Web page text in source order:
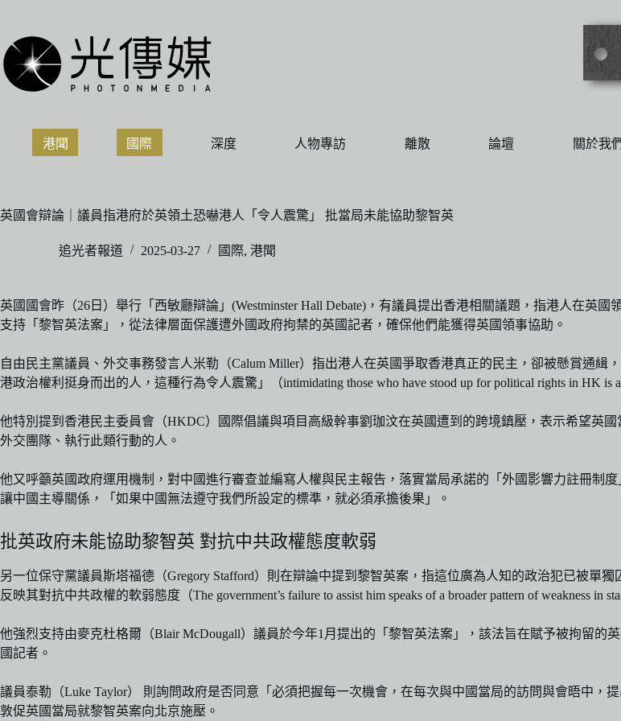
主
要
內
港聞 國際 深度 人物專訪 離散 論壇 關於我
英國會辯論｜議員指港府於英領土恐嚇港人「令人震驚」 批當局未能協助黎智英
追光者報道 2025-03-27 國際, 港聞
英國國會昨（26日）舉行「西敏廳辯論」(Westminster Hall Debate)，有議員提出香港相關議題，指港人在英
支持「黎智英法案」，從法律層面保護遭外國政府拘禁的英國記者，確保他們能獲得英國領事協助。
自由民主黨議員、外交事務發言人米勒（Calum Miller）指出港人在英國爭取香港真正的民主，卻被懸賞通
港政治權利挺身而出的人，這種行為令人震驚」（intimidating those who have stood up for political rights in HK is
他特別提到香港民主委員會（HKDC）國際倡議與項目高級幹事劉珈汶在英國遭到的跨境鎮壓，表示希望英
外交團隊、執行此類行動的人。
他又呼籲英國政府運用機制，對中國進行審查並編寫人權與民主報告，落實當局承諾的「外國影響力註冊制
讓中國主導關係，「如果中國無法遵守我們所設定的標準，就必須承擔後果」。
批英政府未能協助黎智英 對抗中共政權態度軟弱
另一位保守黨議員斯塔福德（Gregory Stafford）則在辯論中提到黎智英案，指這位廣為人知的政治犯已被單
反映其對抗中共政權的軟弱態度（The government’s failure to assist him speaks of a broader pattern of weakness in
他強烈支持由麥克杜格爾（Blair McDougall）議員於今年1月提出的「黎智英法案」，該法旨在賦予被拘留
國記者。
議員泰勒（Luke Taylor） 則詢問政府是否同意「必須把握每一次機會，在每次與中國當局的訪問與會晤中，
敦促英國當局就黎智英案向北京施壓。